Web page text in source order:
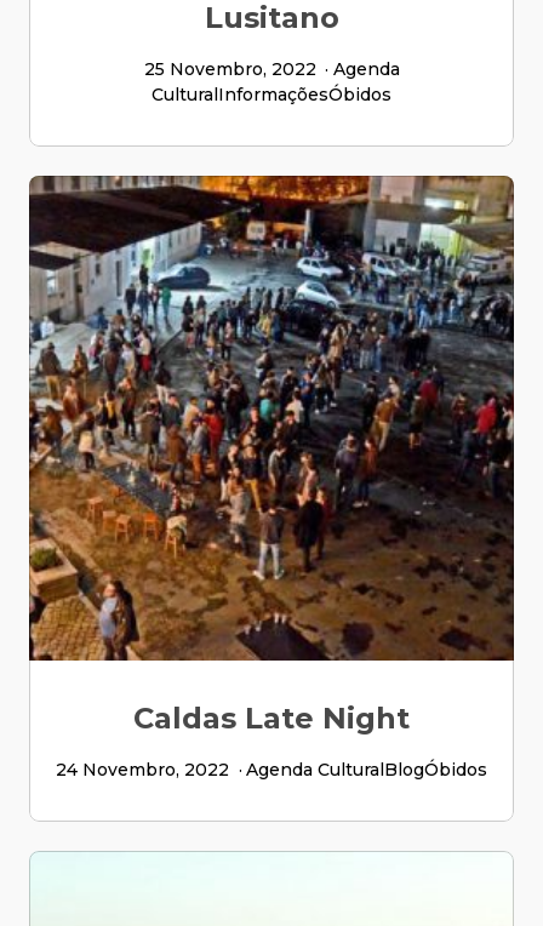
Lusitano
25 Novembro, 2022
Agenda
CulturalInformaçõesÓbidos
Caldas Late Night
24 Novembro, 2022 Agenda CulturalBlogÓbidos